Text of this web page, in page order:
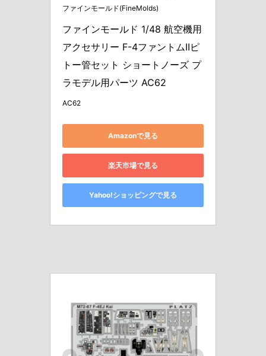
ファインモールド(FineMolds)
ファインモールド 1/48 航空機用
アクセサリー F-4ファントムIIピ
トー管セット ショートノーズ プ
ラモデル用パーツ AC62
AC62
Amazonで見る
楽天市場で見る
Yahoo!ショッピングで見る